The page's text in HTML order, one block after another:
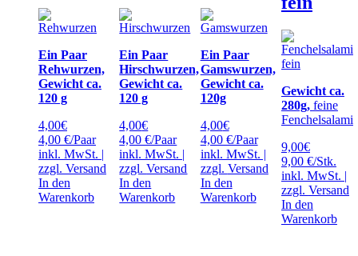
Ein Paar
Rehwurzen,
Gewicht ca.
120 g
4,00€
4,00 €/Paar
inkl. MwSt. |
zzgl. Versand
In den
Warenkorb
Ein Paar
Hirschwurzen,
Gewicht ca.
120 g
4,00€
4,00 €/Paar
inkl. MwSt. |
zzgl.Versand
In den
Warenkorb
Ein Paar
Gamswurzen,
Gewicht ca.
120g
4,00€
4,00 €/Paar
inkl. MwSt. |
zzgl. Versand
In den
Warenkorb
Gewicht ca.
280g, feine
Fenchelsalami
9,00€
9,00 €/Stk.
inkl. MwSt. |
zzgl. Versand
In den
Warenkorb